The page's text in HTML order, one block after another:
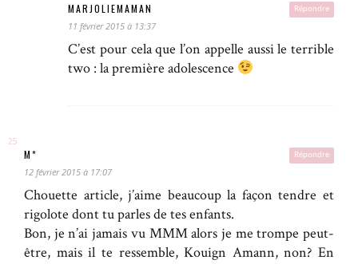
Répondre
MARJOLIEMAMAN
11 février 2015 à 13:37
C’est pour cela que l’on appelle aussi le terrible
two : la première adolescence
Répondre
M*
12 février 2015 à 17:07
Chouette article, j’aime beaucoup la façon tendre et
rigolote dont tu parles de tes enfants.
Bon, je n’ai jamais vu MMM alors je me trompe peut-
être, mais il te ressemble, Kouign Amann, non? En